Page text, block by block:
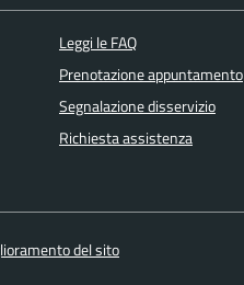
Leggi le FAQ
Prenotazione appuntamento
Segnalazione disservizio
Richiesta assistenza
del sito